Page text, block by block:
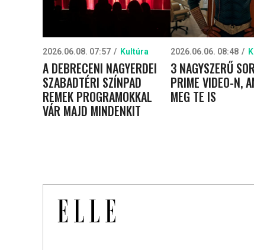
2026.06.08. 07:57 Kultúra
A DEBRECENI NAGYERDEI
SZABADTÉRI SZÍNPAD
REMEK PROGRAMOKKAL
VÁR MAJD MINDENKIT
2026.06.06. 08:48
3 NAGYSZERŰ
PRIME VIDEO-N,
MEG TE IS